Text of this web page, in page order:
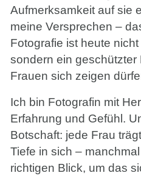
Aufmerksamkeit auf sie
meine Versprechen –
Fotografie ist heute
sondern ein geschützter
Frauen sich zeigen
Ich bin Fotografin mit
Erfahrung und Gefühl.
Botschaft: jede Frau
Tiefe in sich –
richtigen Blick, um das